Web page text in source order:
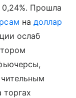
Прошла
на доллар
ослаб
торгах